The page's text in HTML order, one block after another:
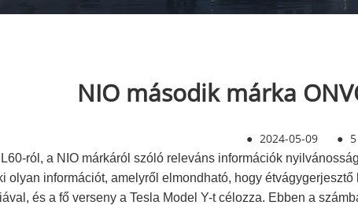
NIO második márka
● 2024-05-09 ● 5
ról, a NIO márkáról szóló releváns információk
olyan információt, amelyről elmondható, hogy
és a fő verseny a Tesla Model Y-t célozza. Ebben a